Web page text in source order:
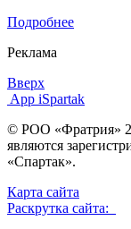
Подробнее
Реклама
Вверх
App iSpartak
© РОО «Фратрия»
являются
«Спартак».
Карта сайта
Раскрутка сайта: